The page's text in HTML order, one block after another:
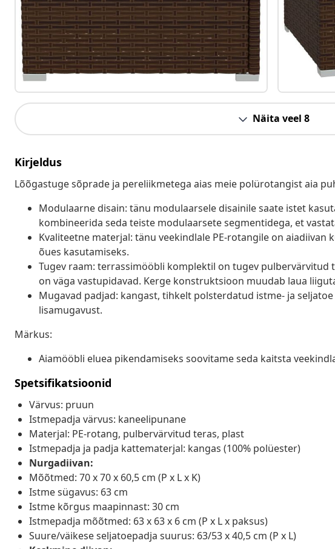
Näita veel 8
Kirjeldus
Lõõgastuge sõprade ja pereliikmetega aias meie polürotangist aia
Modulaarne disain: tänu modulaarsele disainile saate istet
kombineerida seda teiste modulaarsete segmentidega, et
Kvaliteetne materjal: tänu veekindlale PE-rotangile on aiadiivan
õues kasutamiseks.
Tugev raam: terrassimööbli komplektil on tugev
on väga vastupidavad. Kerge konstruktsioon muudab laua
Mugavad padjad: kangast, tihkelt polsterdatud istme- ja
lisamugavust.
Märkus:
Aiamööbli eluea pikendamiseks soovitame seda kaitsta
Spetsifikatsioonid
Värvus: pruun
Istmepadja värvus: kaneelipunane
Materjal: PE-rotang, pulbervärvitud teras, plast
Istmepadja ja padja kattematerjal: kangas (100% polüester)
Nurgadiivan:
Mõõtmed: 70 x 70 x 60,5 cm (P x L x K)
Istme sügavus: 63 cm
Istme kõrgus maapinnast: 30 cm
Istmepadja mõõtmed: 63 x 63 x 6 cm (P x L x paksus)
Suure/väikese seljatoepadja suurus: 63/53 x 40,5 cm (P x L)